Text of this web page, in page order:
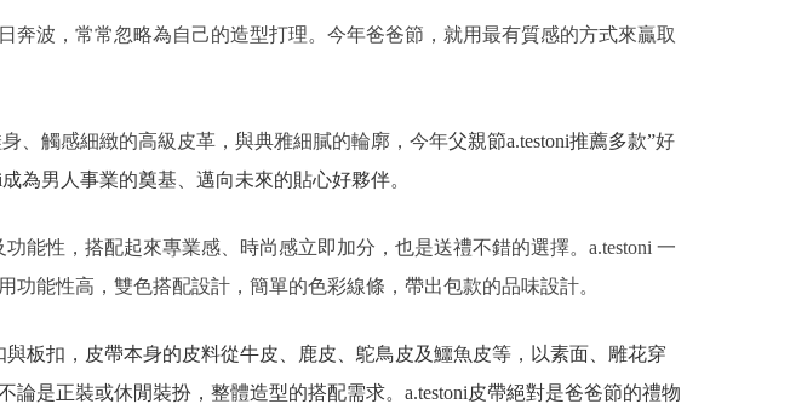
波，常常忽略為自己的造型打理。今年爸爸節，就用最有質感的方式來贏取
、觸感細緻的高級皮革，與典雅細膩的輪廓，今年父親節a.testoni推薦多款”好
為男人事業的奠基、邁向未來的貼心好夥伴。
能性，搭配起來專業感、時尚感立即加分，也是送禮不錯的選擇。a.testoni 一
能性高，雙色搭配設計，簡單的色彩線條，帶出包款的品味設計。
板扣，皮帶本身的皮料從牛皮、鹿皮、鴕鳥皮及鱷魚皮等，以素面、雕花穿
是正裝或休閒裝扮，整體造型的搭配需求。a.testoni皮帶絕對是爸爸節的禮物